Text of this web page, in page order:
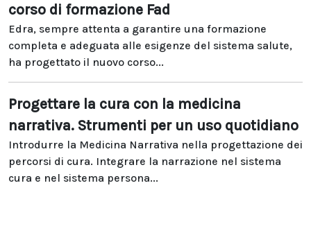
corso di formazione Fad
Edra, sempre attenta a garantire una formazione
completa e adeguata alle esigenze del sistema salute,
ha progettato il nuovo corso...
Progettare la cura con la medicina
narrativa. Strumenti per un uso quotidiano
Introdurre la Medicina Narrativa nella progettazione dei
percorsi di cura. Integrare la narrazione nel sistema
cura e nel sistema persona...